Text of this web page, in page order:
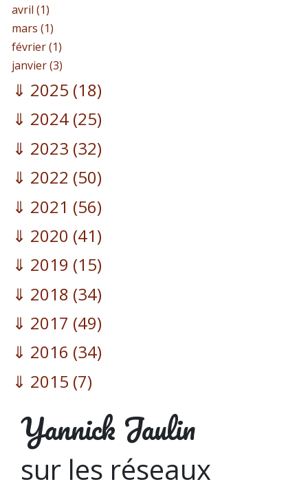
avril (1)
mars (1)
février (1)
janvier (3)
2025 (18)
2024 (25)
2023 (32)
2022 (50)
2021 (56)
2020 (41)
2019 (15)
2018 (34)
2017 (49)
2016 (34)
2015 (7)
Yannick Jaulin
sur les réseaux